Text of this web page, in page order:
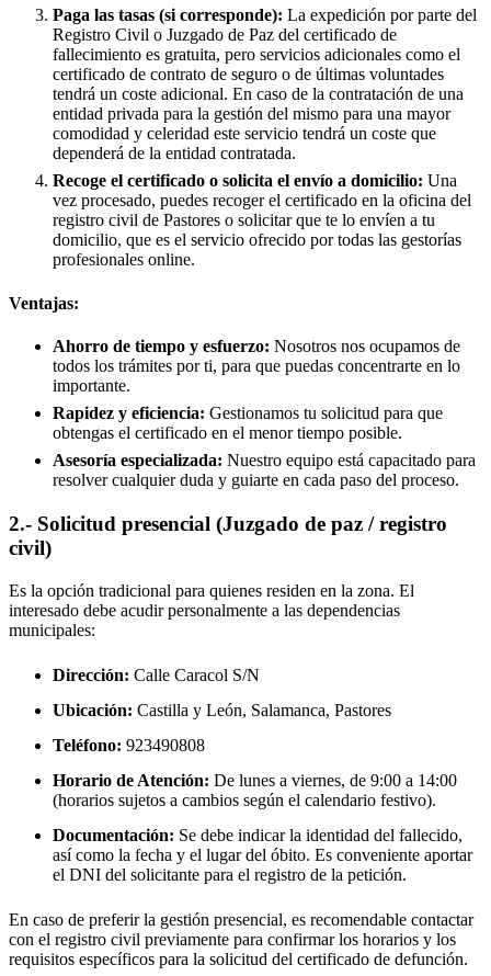
Paga las tasas (si corresponde): La expedición por parte del
Registro Civil o Juzgado de Paz del certificado de
fallecimiento es gratuita, pero servicios adicionales como el
certificado de contrato de seguro o de últimas voluntades
tendrá un coste adicional. En caso de la contratación de una
entidad privada para la gestión del mismo para una mayor
comodidad y celeridad este servicio tendrá un coste que
dependerá de la entidad contratada.
Recoge el certificado o solicita el envío a domicilio: Una
vez procesado, puedes recoger el certificado en la oficina del
registro civil de Pastores o solicitar que te lo envíen a tu
domicilio, que es el servicio ofrecido por todas las gestorías
profesionales online.
Ventajas:
Ahorro de tiempo y esfuerzo: Nosotros nos ocupamos de
todos los trámites por ti, para que puedas concentrarte en lo
importante.
Rapidez y eficiencia: Gestionamos tu solicitud para que
obtengas el certificado en el menor tiempo posible.
Asesoría especializada: Nuestro equipo está capacitado para
resolver cualquier duda y guiarte en cada paso del proceso.
2.- Solicitud presencial (Juzgado de paz / registro
civil)
Es la opción tradicional para quienes residen en la zona. El
interesado debe acudir personalmente a las dependencias
municipales:
Dirección: Calle Caracol S/N
Ubicación: Castilla y León, Salamanca, Pastores
Teléfono: 923490808
Horario de Atención: De lunes a viernes, de 9:00 a 14:00
(horarios sujetos a cambios según el calendario festivo).
Documentación: Se debe indicar la identidad del fallecido,
así como la fecha y el lugar del óbito. Es conveniente aportar
el DNI del solicitante para el registro de la petición.
En caso de preferir la gestión presencial, es recomendable contactar
con el registro civil previamente para confirmar los horarios y los
requisitos específicos para la solicitud del certificado de defunción.